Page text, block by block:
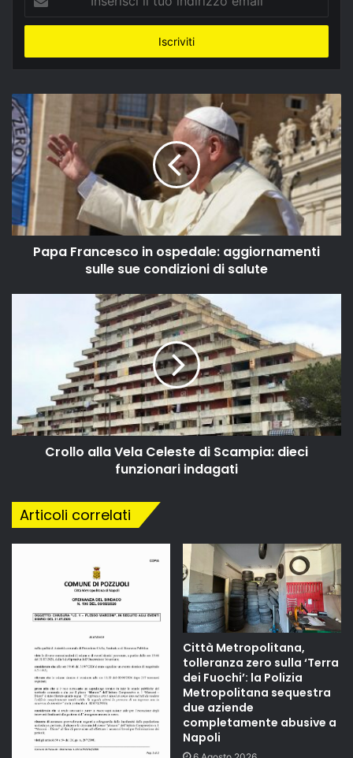
tuo
email
Papa Francesco in ospedale: aggiornamenti
sulle sue condizioni di salute
Crollo alla Vela Celeste di Scampia: dieci
funzionari indagati
Articoli correlati
Città Metropolitana,
tolleranza zero sulla ‘Terra
dei Fuochi’: la Polizia
Metropolitana sequestra
due aziende
completamente abusive a
Napoli